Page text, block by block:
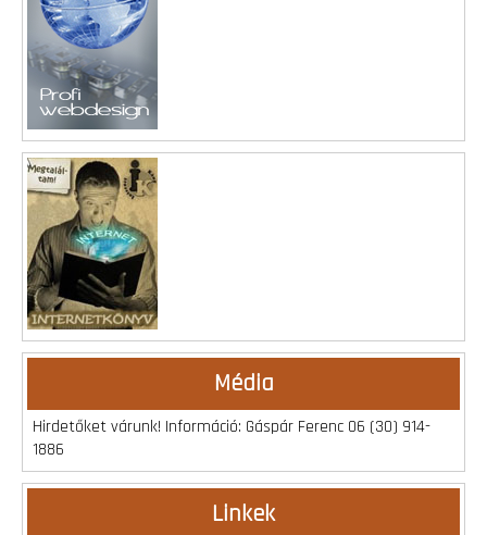
Média
Hirdetőket várunk! Információ: Gáspár Ferenc 06 (30) 914-
1886
Linkek